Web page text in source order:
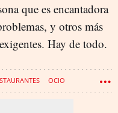
que es encantadora
y otros más
Hay de todo.
OCIO